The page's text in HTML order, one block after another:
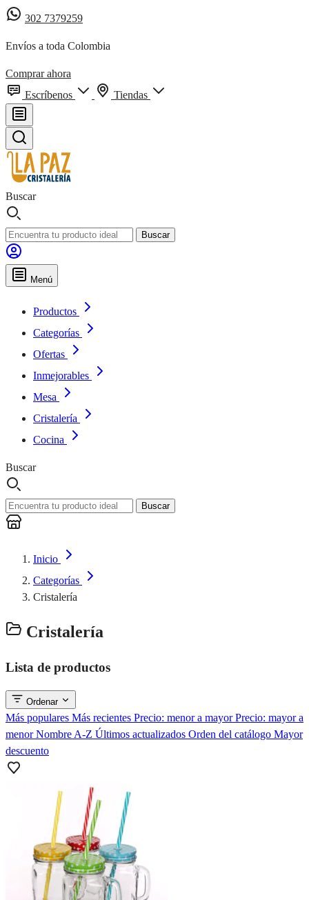
302 7379259
Envíos a toda Colombia
Comprar ahora
Escríbenos
Tiendas
Buscar
Buscar
Menú
Productos
Categorías
Ofertas
Inmejorables
Mesa
Cristalería
Cocina
Buscar
Buscar
Inicio
Categorías
Cristalería
Cristalería
Lista de productos
Ordenar
Más populares Más recientes Precio: menor a mayorPrecio: mayor a
menorNombre A-Z Últimos actualizados Orden del catálogo Mayor
descuento